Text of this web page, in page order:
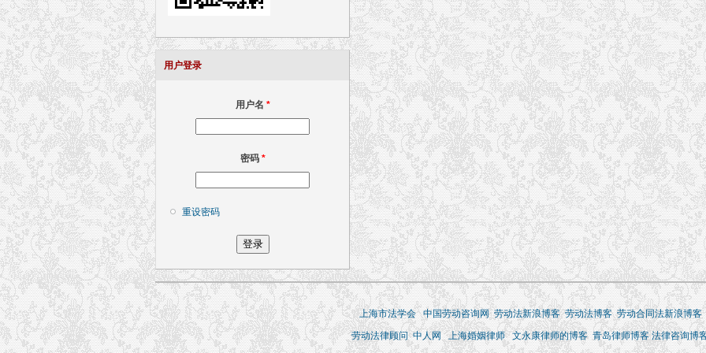
用户登录
用户名 *
密码 *
重设密码
上海市法学会 中国劳动咨询网 劳动法新浪博客 劳动法博客 劳动合同法新浪博客
劳动法律顾问 中人网 上海婚姻律师 文永康律师的博客 青岛律师博客法律咨询博